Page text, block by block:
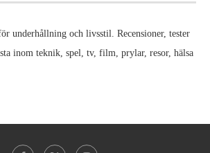
underhållning och livsstil. Recensioner, tester
inom teknik, spel, tv, film, prylar, resor, hälsa